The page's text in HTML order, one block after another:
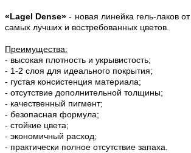
«Lagel Dense» - новая линейка гель-лаков от
самых лучших и востребованных цветов.
Преимущества:
- высокая плотность и укрывистость;
- 1-2 слоя для идеального покрытия;
- густая консистенция материала;
- отсутствие дополнительной толщины;
- качественный пигмент;
- безопасная формула;
- стойкие цвета;
- экономичный расход;
- практически полное отсутствие запаха.